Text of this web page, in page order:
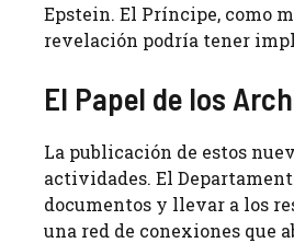
Epstein. El Príncipe, como
revelación podría tener
El Papel de los
La publicación de estos
actividades. El
documentos y llevar a los
una red de conexiones que